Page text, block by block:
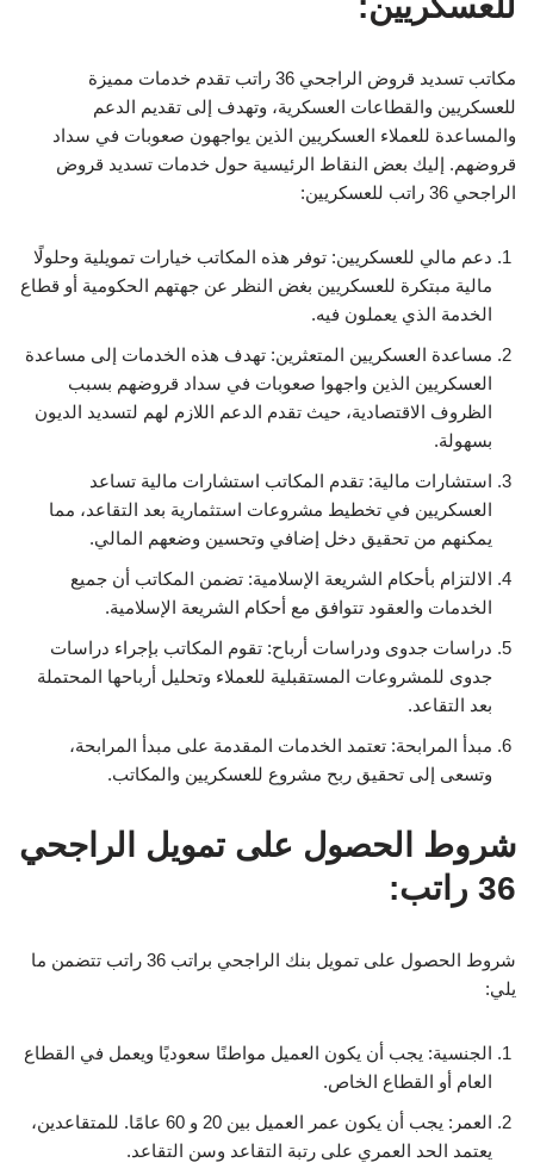
مكاتب تسديد قروض الراجحي 36 راتب تقدم خدمات مميزة
للعسكريين والقطاعات العسكرية، وتهدف إلى تقديم الدعم
والمساعدة للعملاء العسكريين الذين يواجهون صعوبات في سداد
قروضهم. إليك بعض النقاط الرئيسية حول خدمات تسديد قروض
الراجحي 36 راتب للعسكريين:
دعم مالي للعسكريين: توفر هذه المكاتب خيارات تمويلية وحلولًا
مالية مبتكرة للعسكريين بغض النظر عن جهتهم الحكومية أو قطاع
الخدمة الذي يعملون فيه.
مساعدة العسكريين المتعثرين: تهدف هذه الخدمات إلى مساعدة
العسكريين الذين واجهوا صعوبات في سداد قروضهم بسبب
الظروف الاقتصادية، حيث تقدم الدعم اللازم لهم لتسديد الديون
بسهولة.
استشارات مالية: تقدم المكاتب استشارات مالية تساعد
العسكريين في تخطيط مشروعات استثمارية بعد التقاعد، مما
يمكنهم من تحقيق دخل إضافي وتحسين وضعهم المالي.
الالتزام بأحكام الشريعة الإسلامية: تضمن المكاتب أن جميع
الخدمات والعقود تتوافق مع أحكام الشريعة الإسلامية.
دراسات جدوى ودراسات أرباح: تقوم المكاتب بإجراء دراسات
جدوى للمشروعات المستقبلية للعملاء وتحليل أرباحها المحتملة
بعد التقاعد.
مبدأ المرابحة: تعتمد الخدمات المقدمة على مبدأ المرابحة،
وتسعى إلى تحقيق ربح مشروع للعسكريين والمكاتب.
شروط الحصول على تمويل الراجحي
36 راتب:
شروط الحصول على تمويل بنك الراجحي براتب 36 راتب تتضمن ما
يلي:
الجنسية: يجب أن يكون العميل مواطنًا سعوديًا ويعمل في القطاع
العام أو القطاع الخاص.
العمر: يجب أن يكون عمر العميل بين 20 و 60 عامًا. للمتقاعدين،
يعتمد الحد العمري على رتبة التقاعد وسن التقاعد.